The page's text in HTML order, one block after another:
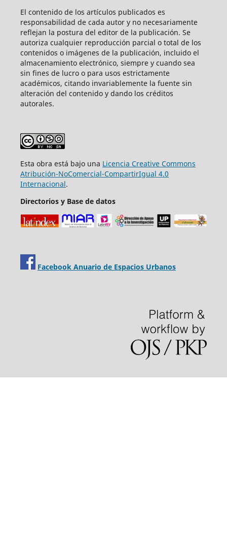
El contenido de los artículos publicados es
responsabilidad de cada autor y no necesariamente
reflejan la postura del editor de la publicación. Se
autoriza cualquier reproducción parcial o total de los
contenidos o imágenes de la publicación, incluido el
almacenamiento electrónico, siempre y cuando sea
sin fines de lucro o para usos estrictamente
académicos, citando invariablemente la fuente sin
alteración del contenido y dando los créditos
autorales.
Esta obra está bajo una Licencia Creative Commons
Atribución-NoComercial-CompartirIgual 4.0
Internacional.
Directorios y Base de datos
Facebook Anuario de Espacios Urbanos